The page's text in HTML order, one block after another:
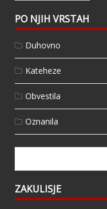
PO NJIH VRSTAH
Duhovno
Kateheze
Obvestila
Oznanila
ZAKULISJE